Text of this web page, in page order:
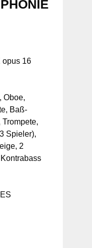
opus 16
Oboe,
Baß-
Trompete,
Spieler),
2